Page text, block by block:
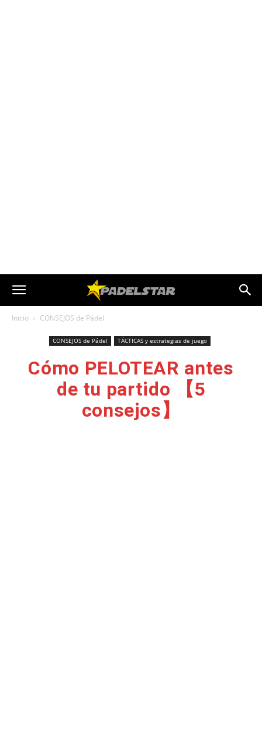
Inicio CONSEJOS de Pádel
CONSEJOS de Pádel TÁCTICAS y estrategias de juego
Cómo PELOTEAR antes
de tu partido 【5
consejos】